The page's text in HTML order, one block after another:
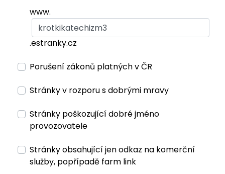
www.
.estranky.cz
Porušení zákonů platných v ČR
Stránky v rozporu s dobrými mravy
Stránky poškozující dobré jméno
provozovatele
Stránky obsahující jen odkaz na komerční
služby, popřípadě farm link